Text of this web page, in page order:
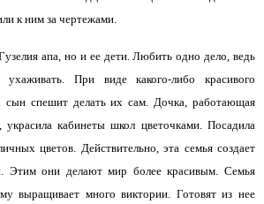
к ним за чертежами.
апа, но и ее дети. Любить одно дело, ведь
При виде какого-либо красивого
сын спешит делать их сам. Дочка, работающая
украсила кабинеты школ цветочками. Посадила
цветов. Действительно, эта семья создает
Этим они делают мир более красивым. Семья
выращивает много виктории. Готовят из нее